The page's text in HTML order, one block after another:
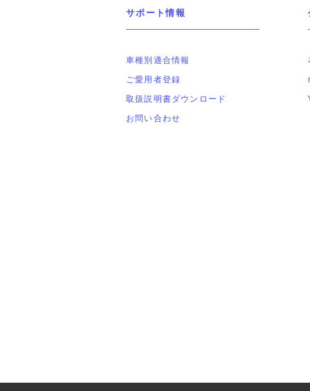
サポート情報
車種別適合情報
ご愛用者登録
取扱説明書ダウンロード
お問い合わせ